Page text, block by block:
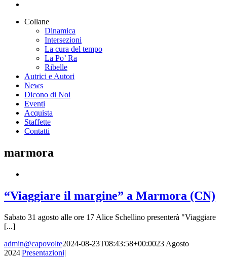
Collane
Dinamica
Intersezioni
La cura del tempo
La Po’ Ra
Ribelle
Autrici e Autori
News
Dicono di Noi
Eventi
Acquista
Staffette
Contatti
marmora
“Viaggiare il margine” a Marmora (CN)
Sabato 31 agosto alle ore 17 Alice Schellino presenterà "Viaggiare
[...]
admin@capovolte2024-08-23T08:43:58+00:0023 Agosto
2024|Presentazioni|